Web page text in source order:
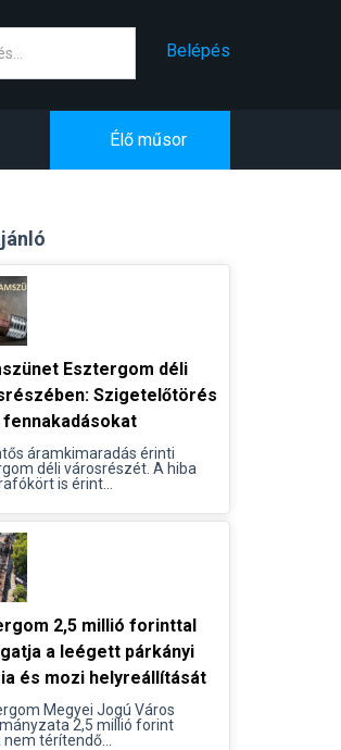
Belépés
Élő műsor
Esztergom déli
Szigetelőtörés
áramkimaradás érinti
déli városrészét. A hiba
is érint...
2,5 millió forinttal
a leégett párkányi
és mozi helyreállítását
Megyei Jogú Város
2,5 millió forint
térítendő...